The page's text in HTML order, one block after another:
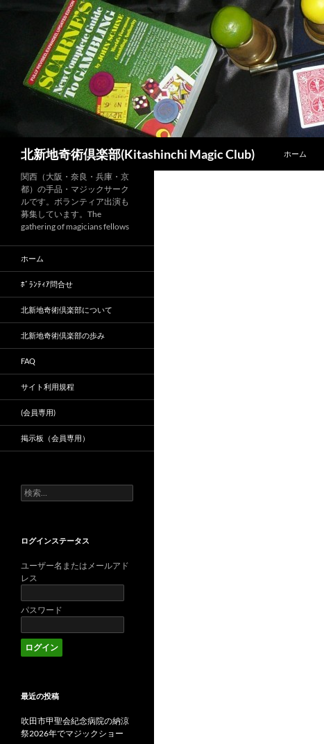
コ
北新地奇術倶楽部(Kitashinchi Magic Club) ホーム
関西（大阪・奈良・兵庫・京
都）の手品・マジックサーク
ルです。ボランティア出演も
募集しています。The
gathering of magicians fellows
ホーム
ﾎﾞﾗﾝﾃｨｱ問合せ
北新地奇術倶楽部について
北新地奇術倶楽部の歩み
FAQ
サイト利用規程
(会員専用)
掲示板（会員専用）
検
索:
ログインステータス
ユーザー名またはメールアド
レス
パスワード
最近の投稿
吹田市甲聖会紀念病院の納涼
祭2026年でマジックショー